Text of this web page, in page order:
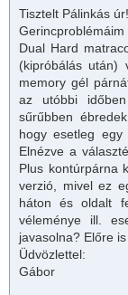
Tisztelt Pálinkás úr!
Dual Hard
(kipróbálás után)
memory gél
az utóbbi
sűrűbben
hogy esetleg egy
Elnézve a
Plus kontúrpárna
verzió, mivel ez
háton és oldalt
véleménye ill.
javasolna? Előre is
Üdvözlettel:
Gábor